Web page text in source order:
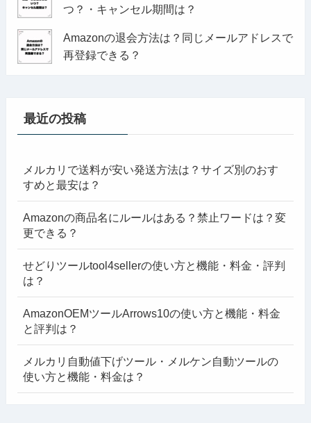
つ？・キャンセル期間は？
Amazonの退会方法は？同じメールアドレスで
再登録できる？
最近の投稿
メルカリで送料が安い発送方法は？サイズ別のおす
すめと最安は？
Amazonの商品名にルールはある？禁止ワードは？変
更できる？
せどりツールtool4sellerの使い方と機能・料金・評判
は？
AmazonOEMツールArrows10の使い方と機能・料金
と評判は？
メルカリ自動値下げツール・メルケン自動ツールの
使い方と機能・料金は？